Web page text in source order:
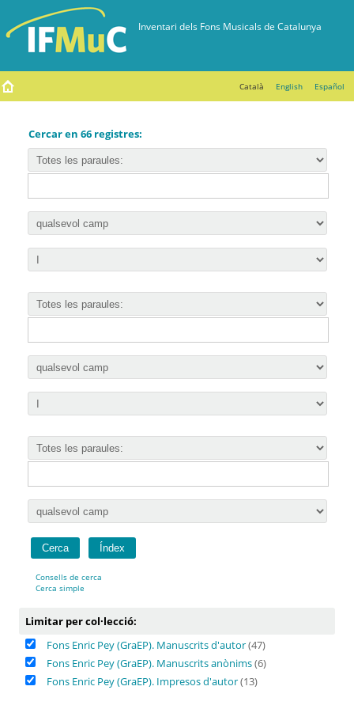
Català English Español
Cercar en 66 registres:
Consells de cerca
Cerca simple
Limitar per col·lecció:
Fons Enric Pey (GraEP). Manuscrits d'autor(47)
Fons Enric Pey (GraEP). Manuscrits anònims(6)
Fons Enric Pey (GraEP). Impresos d'autor(13)